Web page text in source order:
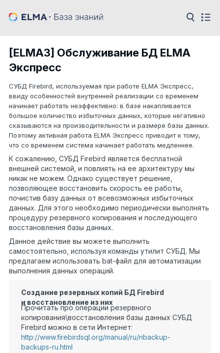
[ELMA3] Обслуживание БД ELMA
Экспресс
СУБД Firebird, используемая при работе ELMA Экспресс,
ввиду особенностей внутренней реализации со временем
начинает работать неэффективно: в базе накапливается
большое количество избыточных данных, которые негативно
сказываются на производительности и размере базы данных.
Поэтому активная работа ELMA Экспресс приводит к тому,
что со временем система начинает работать медленнее.
К сожалению, СУБД Firebird является бесплатной
внешней системой, и повлиять на ее архитектуру мы
никак не можем. Однако существует решение,
позволяющее восстановить скорость ее работы,
почистив базу данных от всевозможных избыточных
данных. Для этого необходимо периодически выполнять
процедуру резервного копирования и последующего
восстановления базы данных.
Данное действие вы можете выполнить
самостоятельно, используя команды утилит СУБД. Мы
предлагаем использовать bat-файл для автоматизации
выполнения данных операций.
Создание резервных копий БД Firebird
и восстановление из них
Прочитать про операции резервного
копирования\восстановления базы данных СУБД
Firebird можно в сети Интернет:
http://www.firebirdsql.org/manual/ru/nbackup-
backups-ru.html